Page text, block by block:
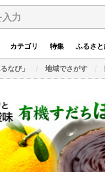
力
カテゴリ 特集 ふるさ
なび」 地域でさがす